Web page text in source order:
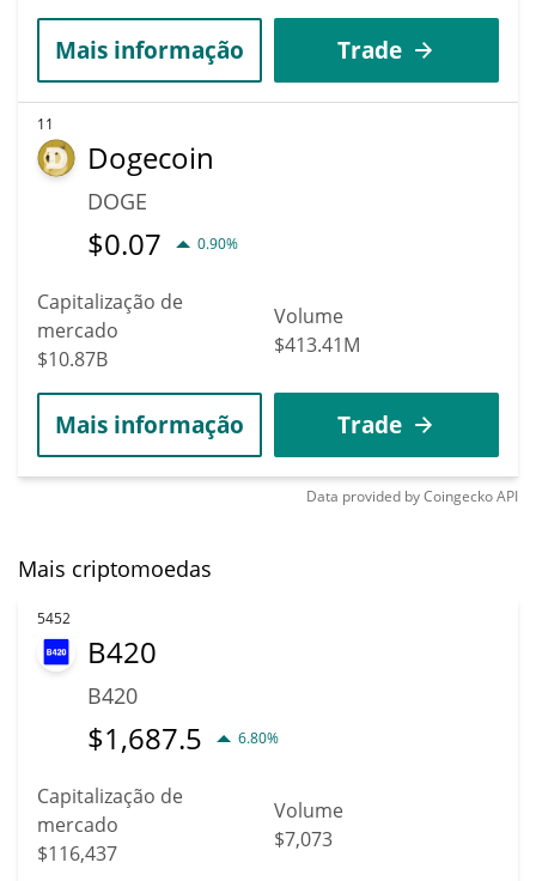
Mais informação Trade
11
Dogecoin
DOGE
$0.07 0.90%
Capitalização de
mercado
$10.87B
Volume
$413.41M
Mais informação Trade
Data provided byCoingeckoAPI
Mais criptomoedas
5452
B420
B420
$1,687.5 6.80%
Capitalização de
mercado
$116,437
Volume
$7,073